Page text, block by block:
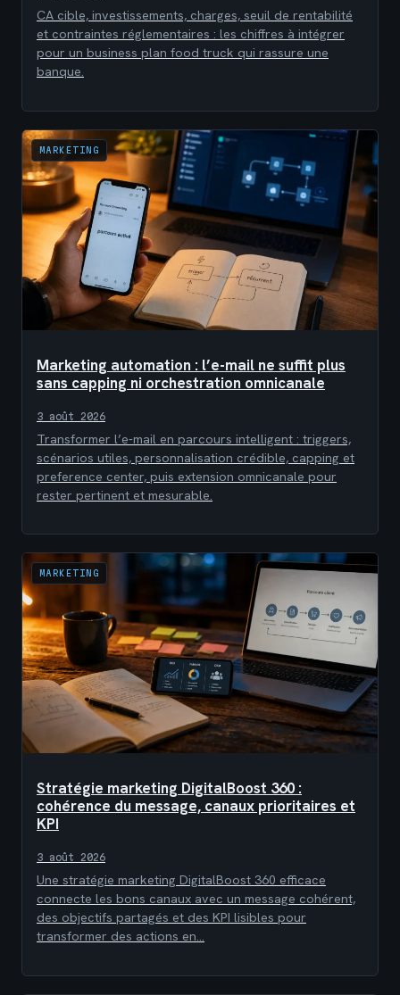
CA cible, investissements, charges, seuil de rentabilité
et contraintes réglementaires : les chiffres à intégrer
pour un business plan food truck qui rassure une
banque.
MARKETING
Marketing automation : l’e-mail ne suffit plus
sans capping ni orchestration omnicanale
3 août 2026
Transformer l’e-mail en parcours intelligent : triggers,
scénarios utiles, personnalisation crédible, capping et
preference center, puis extension omnicanale pour
rester pertinent et mesurable.
MARKETING
Stratégie marketing DigitalBoost 360 :
cohérence du message, canaux prioritaires et
KPI
3 août 2026
Une stratégie marketing DigitalBoost 360 efficace
connecte les bons canaux avec un message cohérent,
des objectifs partagés et des KPI lisibles pour
transformer des actions en…